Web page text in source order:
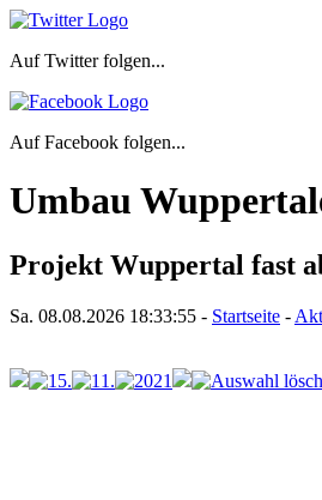
Auf Twitter folgen...
Auf Facebook folgen...
Umbau
Projekt Wuppertal fast
Sa. 08.08.2026 18:33:55 - Startseite -